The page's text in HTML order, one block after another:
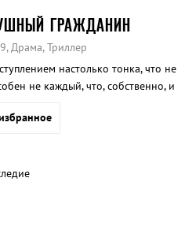
ГРАЖДАНИН
Драма, Триллер
настолько тонка, что не
не каждый, что, собственно, и